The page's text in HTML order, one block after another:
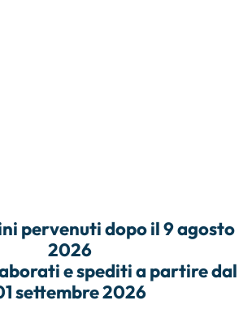
pervenuti dopo il9 agosto
2026
espeditia partire dal
settembre 2026